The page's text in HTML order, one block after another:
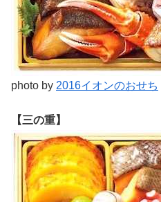
photo by 2016イオンのおせち
【三の重】